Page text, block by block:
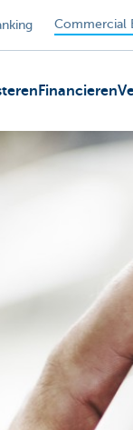
Commercial
Financieren